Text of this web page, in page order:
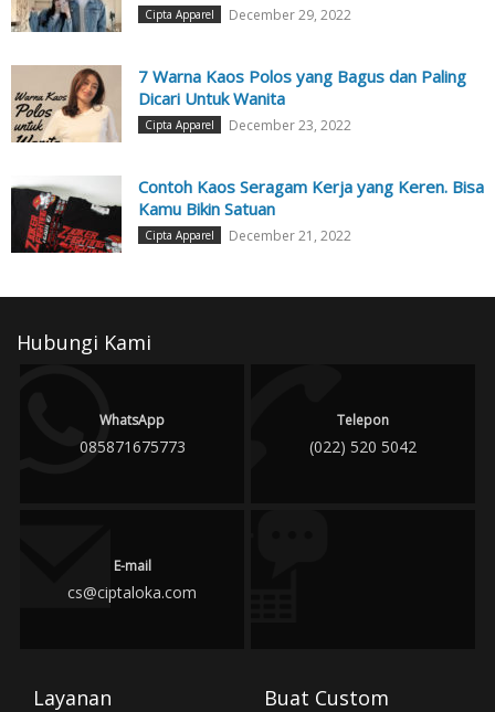
Cipta Apparel December 29, 2022
7 Warna Kaos Polos yang Bagus dan Paling
Dicari Untuk Wanita
Cipta Apparel December 23, 2022
Contoh Kaos Seragam Kerja yang Keren. Bisa
Kamu Bikin Satuan
Cipta Apparel December 21, 2022
Hubungi Kami
WhatsApp
085871675773
Telepon
(022) 520 5042
E-mail
cs@ciptaloka.com
Layanan Buat Custom